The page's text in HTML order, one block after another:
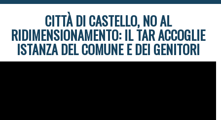
CITTÀ DI CASTELLO, NO AL
RIDIMENSIONAMENTO: IL TAR ACCOGLIE
ISTANZA DEL COMUNE E DEI GENITORI